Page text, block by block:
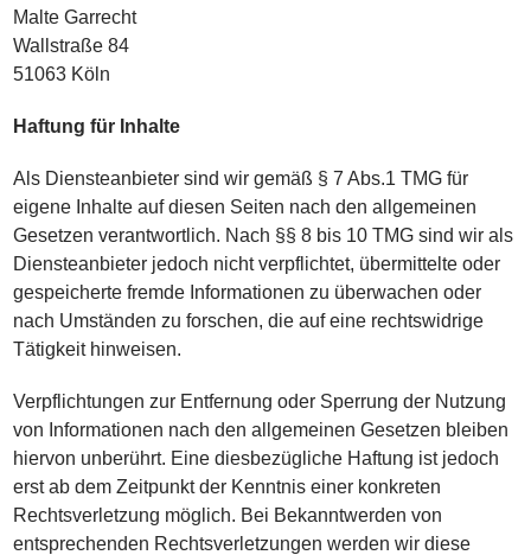
Malte Garrecht
Wallstraße 84
51063 Köln
Haftung für Inhalte
Als Diensteanbieter sind wir gemäß § 7 Abs.1 TMG für
eigene Inhalte auf diesen Seiten nach den allgemeinen
Gesetzen verantwortlich. Nach §§ 8 bis 10 TMG sind wir als
Diensteanbieter jedoch nicht verpflichtet, übermittelte oder
gespeicherte fremde Informationen zu überwachen oder
nach Umständen zu forschen, die auf eine rechtswidrige
Tätigkeit hinweisen.
Verpflichtungen zur Entfernung oder Sperrung der Nutzung
von Informationen nach den allgemeinen Gesetzen bleiben
hiervon unberührt. Eine diesbezügliche Haftung ist jedoch
erst ab dem Zeitpunkt der Kenntnis einer konkreten
Rechtsverletzung möglich. Bei Bekanntwerden von
entsprechenden Rechtsverletzungen werden wir diese